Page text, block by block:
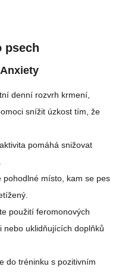
psech
denní rozvrh krmení,
snížit úzkost tím, že
pomáhá snižovat
pohodlné místo, kam se pes
použití feromonových
nebo uklidňujících doplňků
do tréninku s pozitivním